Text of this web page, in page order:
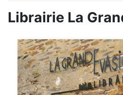
Librairie La